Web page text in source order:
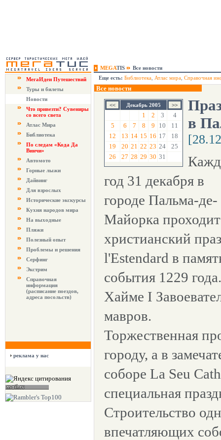
MEGATIS
Все новости
МегаИдеи Путешествий
Туры и билеты
Новости
Что привезти? Сувениры
со всего света
Атлас Мира
Библиотека
По следам «Кода Да
Винчи»
Автомото
Горные лыжи
Дайвинг
Для взрослых
Исторические экскурсы
Кухня народов мира
На выходные
Пляжи
Полезный опыт
Проблемы и решения
Серфинг
Экстрим
Справочная
информация
(расписание поездов,
адреса посольств)
реклама у нас
Еще есть: Библиотека Атлас мира Справочная
Все новости
Декабрь 2005
1 2 3
4
5
6 7 8 9 10
11
12
13 14 15 16 17
18
19
20 21 22 23 24
25
26
27 28 29 30 31
в
год 31 декабря в
городе Пальма-де-
Майорка проходит
христианский
l'Estendard в
события 1229
Хайме I
мавров.
Торжественная
городу, а в
соборе La Seu
специальная
Строительство
впечатляющих